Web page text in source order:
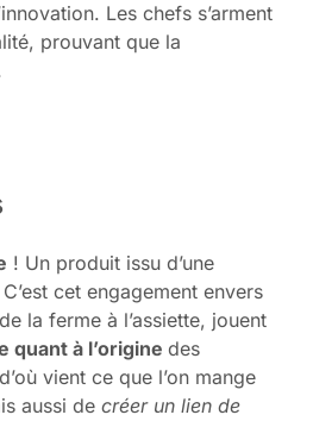
Les chefs s’arment
prouvant que la
! Un produit issu d’une
cet engagement envers
la ferme à l’assiette, jouent
quant à l’origine des
vient ce que l’on mange
aussi de créer un lien de